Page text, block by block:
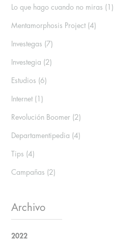
Lo que hago cuando no miras (1)
Mentamorphosis Project (4)
Investegas (7)
Investegia (2)
Estudios (6)
Internet (1)
Revolución Boomer (2)
Departamentipedia (4)
Tips (4)
Campañas (2)
Archivo
2022